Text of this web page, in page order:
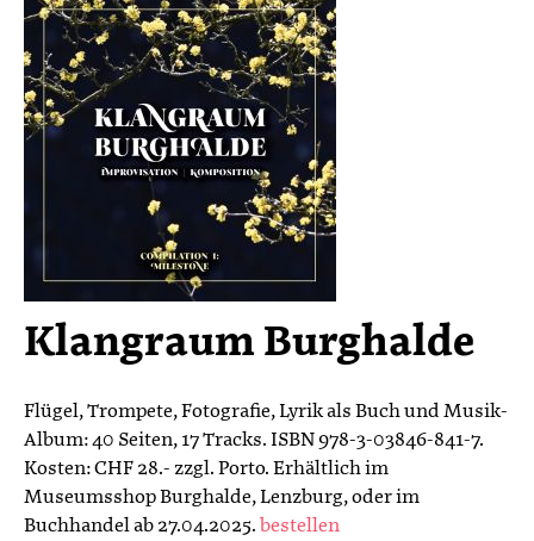
Klangraum Burghalde
Flügel, Trompete, Fotografie, Lyrik als Buch und Musik-
Album: 40 Seiten, 17 Tracks. ISBN 978-3-03846-841-7.
Kosten: CHF 28.- zzgl. Porto. Erhältlich im
Museumsshop Burghalde, Lenzburg, oder im
Buchhandel ab 27.04.2025. bestellen